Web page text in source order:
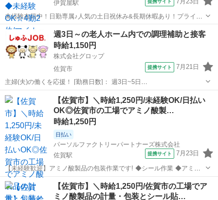
伊賀屋駅 提携サイト
未経験在籍中！日勤専属♪人気の土日祝休み&長期休暇あり！プライベ
ートも充実◎／20代・30代・40代・50代在籍中 ＼株式会社ジャパンク
リエイトの強み／ 【製造・物流に特化した圧倒的な専門性】 ジャパン
クリエイトは、製造...
佐賀 佐賀市 伊賀屋駅 仕分け
週3日～の老人ホーム内での調理補助と接客
時給1,150円
株式会社グロップ
佐賀市
提携サイト 7月21日
主婦(夫)の働くを応援！ [勤務日数]： 週3日~5日
06:45~12:15/10:00~14:00/13:00~18:30 月/火/水/木/金/土/日 などから選
べます [勤務地・最寄駅]： 佐賀県佐賀市兵庫町西渕1...
佐賀 ホールスタッフ
【佐賀市】＼時給1,250円/未経験OK/日払い
OK◎佐賀市の工場でアミノ酸製…
時給1,250円
日払い
パーソルファクトリーパートナーズ株式会社
佐賀駅
提携サイト 7月23日
【未経験歓迎】アミノ酸製品の包装作業です! ◆シール作業 ◆アミノ
酸(粉)をタンクから必要量に分ける ◆計量機の動作確認 ◆製品の運搬
◆かんたんな業務ですので初めての方も大歓迎! ◆日勤のお仕事なので
生活リズムが作りやす...
佐賀 佐賀駅 仕分け
【佐賀市】＼時給1,250円/佐賀市の工場でア
ミノ酸製品の計量・包装とシール貼…